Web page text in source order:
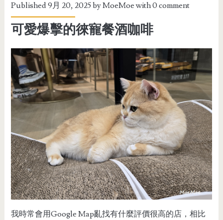
Published 9月 20, 2025 byMoeMoewith0 comment
可愛爆擊的徠寵餐酒咖啡
我時常會用Google Map亂找有什麼評價很高的店，相比